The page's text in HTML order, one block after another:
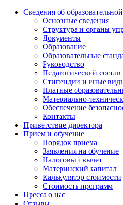
Сведения об
Основные сведения
Структура и органы
Документы
Образование
Образовательные
Руководство
Педагогический состав
Стипендии и иные
Платные
Материально-
Обеспечение
Контакты
Приветствие директора
Прием и обучение
Порядок приема
Заявления на обучение
Налоговый вычет
Материнский капитал
Калькулятор стоимости
Стоимость программ
Пресса о нас
Отзывы